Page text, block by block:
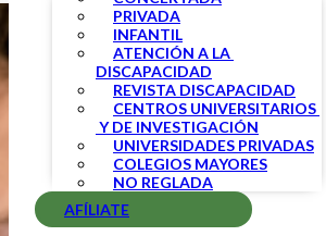
PRIVADA
INFANTIL
ATENCIÓN A LA
DISCAPACIDAD
REVISTA DISCAPACIDAD
CENTROS UNIVERSITARIOS
Y DE INVESTIGACIÓN
UNIVERSIDADES PRIVADAS
COLEGIOS MAYORES
NO REGLADA
AFÍLIATE